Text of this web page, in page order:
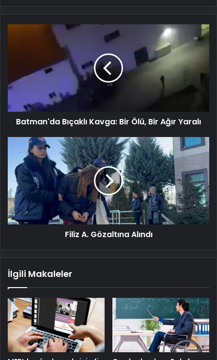
Bir
Ağır
Batman'da Bıçaklı Kavga: Bir Ölü, Bir Ağır Yaralı
Gözaltına
Alındı
Filiz A. Gözaltına Alındı
İlgili Makaleler